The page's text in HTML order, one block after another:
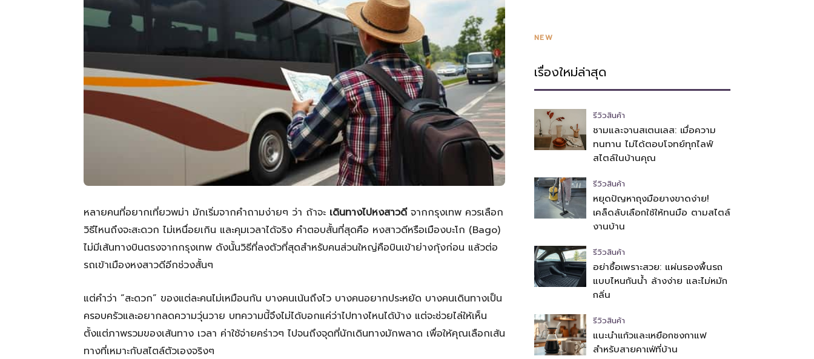
รู้
แหล่ง
หลายคนที่อยากเที่ยวพม่า มักเริ่มจากคำถามง่ายๆ ว่า ถ้าจะ เดินทางไปหงสาวดีจากกรุงเทพ ควรเลือก
วิธีไหนถึงจะสะดวก ไม่เหนื่อยเกิน และคุมเวลาได้จริง คำตอบสั้นที่สุดคือ หงสาวดีหรือเมืองบะโก (Bago)
ไม่มีเส้นทางบินตรงจากกรุงเทพ ดังนั้นวิธีที่ลงตัวที่สุดสำหรับคนส่วนใหญ่คือบินเข้าย่างกุ้งก่อน แล้วต่อ
รถเข้าเมืองหงสาวดีอีกช่วงสั้นๆ
แต่คำว่า “สะดวก” ของแต่ละคนไม่เหมือนกัน บางคนเน้นถึงไว บางคนอยากประหยัด บางคนเดินทางเป็น
ครอบครัวและอยากลดความวุ่นวาย บทความนี้จึงไม่ได้บอกแค่ว่าไปทางไหนได้บ้าง แต่จะช่วยไล่ให้เห็น
ตั้งแต่ภาพรวมของเส้นทาง เวลา ค่าใช้จ่ายคร่าวๆ ไปจนถึงจุดที่นักเดินทางมักพลาด เพื่อให้คุณเลือกเส้น
ทางที่เหมาะกับสไตล์ตัวเองจริงๆ
NEW
เรื่องใหม่ล่าสุด
รีวิวสินค้า
ชามและจานสเตนเลส: เมื่อความ
ทนทาน ไม่ได้ตอบโจทย์ทุกไลฟ์
สไตล์ในบ้านคุณ
รีวิวสินค้า
หยุดปัญหาถุงมือยางขาดง่าย!
เคล็ดลับเลือกใช้ให้ทนมือ ตามสไตล์
งานบ้าน
รีวิวสินค้า
อย่าซื้อเพราะสวย: แผ่นรองพื้นรถ
แบบไหนกันน้ำ ล้างง่าย และไม่หมัก
กลิ่น
รีวิวสินค้า
แนะนำแก้วและเหยือกชงกาแฟ
สำหรับสายคาเฟ่ที่บ้าน